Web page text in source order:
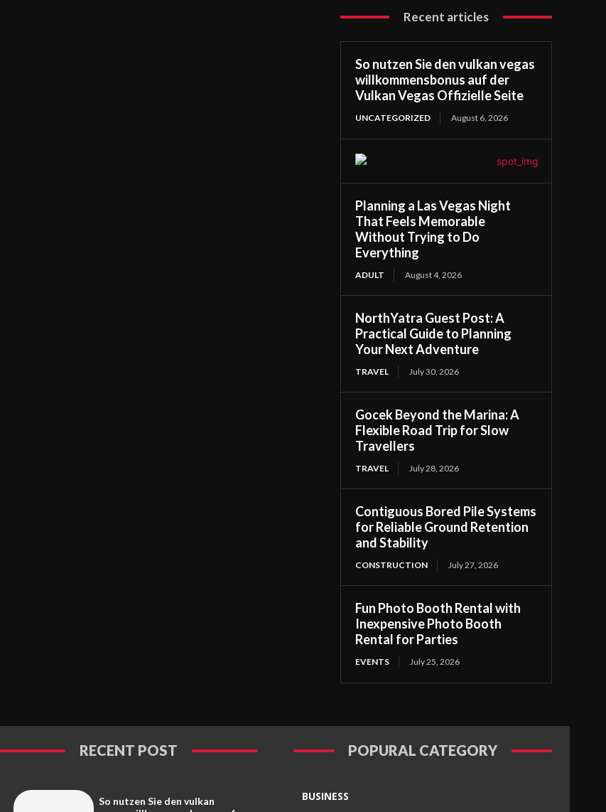
Recent articles
So nutzen Sie den vulkan vegas
willkommensbonus auf der
Vulkan Vegas Offizielle Seite
UNCATEGORIZED August 6, 2026
Planning a Las Vegas Night
That Feels Memorable
Without Trying to Do
Everything
ADULT August 4, 2026
NorthYatra Guest Post: A
Practical Guide to Planning
Your Next Adventure
TRAVEL July 30, 2026
Gocek Beyond the Marina: A
Flexible Road Trip for Slow
Travellers
TRAVEL July 28, 2026
Contiguous Bored Pile Systems
for Reliable Ground Retention
and Stability
CONSTRUCTION July 27, 2026
Fun Photo Booth Rental with
Inexpensive Photo Booth
Rental for Parties
EVENTS July 25, 2026
RECENT POST
So nutzen Sie den vulkan
POPURAL CATEGORY
BUSINESS